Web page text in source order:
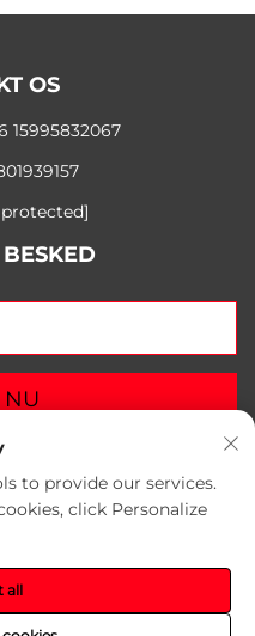
OS
15995832067
NU
Privatlivspolitik
to provide our services.
click Personalize
all